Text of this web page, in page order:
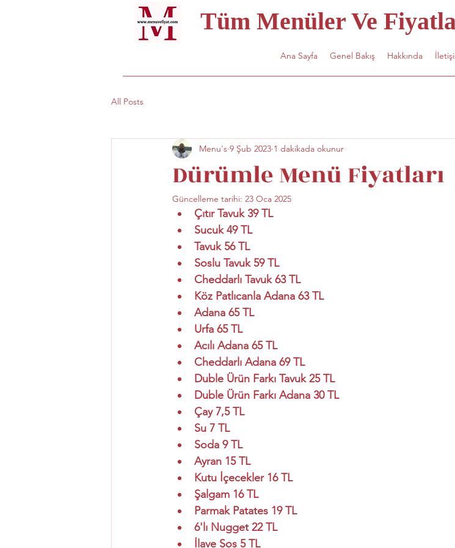
Tüm Menüler Ve
Ana Sayfa Genel Bakış Hakkında
All Posts
Dürümle Menü Fiyatları
Menu's 9 Şub 2023 1 dakikada okunur
Güncelleme tarihi: 23 Oca 2025
Çıtır Tavuk 39 TL
Sucuk 49 TL
Tavuk 56 TL
Soslu Tavuk 59 TL
Cheddarlı Tavuk 63 TL
Köz Patlıcanla Adana 63 TL
Adana 65 TL
Urfa 65 TL
Acılı Adana 65 TL
Cheddarlı Adana 69 TL
Duble Ürün Farkı Tavuk 25 TL
Duble Ürün Farkı Adana 30 TL
Çay 7,5 TL
Su 7 TL
Soda 9 TL
Ayran 15 TL
Kutu İçecekler 16 TL
Şalgam 16 TL
Parmak Patates 19 TL
6'lı Nugget 22 TL
İlave Sos 5 TL